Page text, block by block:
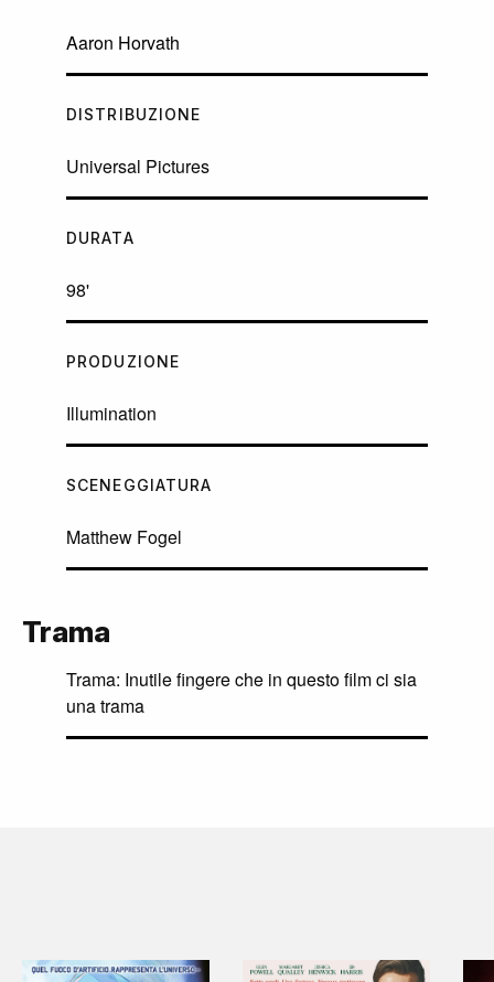
Aaron Horvath
DISTRIBUZIONE
Universal Pictures
DURATA
98'
PRODUZIONE
Illumination
SCENEGGIATURA
Matthew Fogel
Trama
Trama: Inutile fingere che in questo film ci sia
una trama